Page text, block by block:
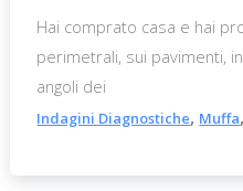
Hai comprato casa e hai
perimetrali, sui pavimenti,
angoli dei
Indagini Diagnostiche, Muffa,